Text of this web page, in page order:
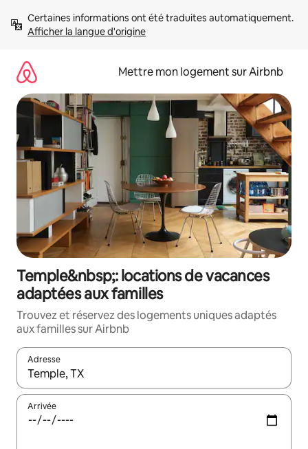
directement
Afficher la langue d'origine
Mettre mon logement sur Airbnb
Temple&nbsp;: locations de vacances
adaptées aux familles
Trouvez et réservez des logements uniques adaptés
aux familles sur Airbnb
Adresse
Lorsque les résultats s'affichent, utilisez les flèches vers le
Arrivée